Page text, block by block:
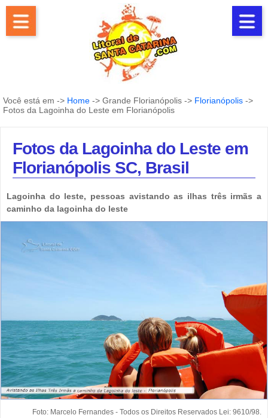
Você está em -> Home -> Grande Florianópolis -> Florianópolis ->
Fotos da Lagoinha do Leste em Florianópolis
Fotos da Lagoinha do Leste em
Florianópolis SC, Brasil
Lagoinha do leste, pessoas avistando as ilhas três irmãs a
caminho da lagoinha do leste
Foto: Marcelo Fernandes - Todos os Direitos Reservados Lei: 9610/98.